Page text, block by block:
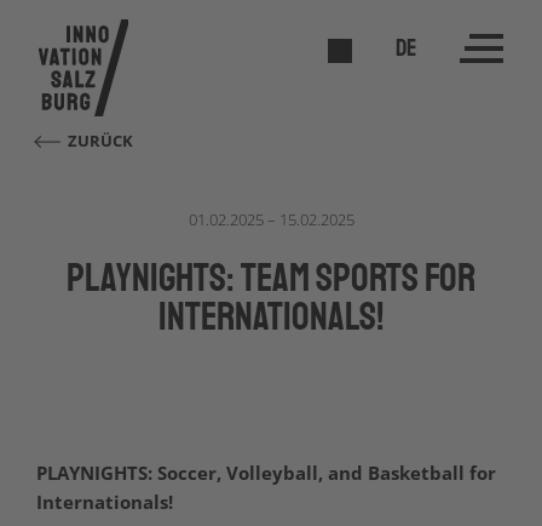
DE
ZURÜCK
01.02.2025 – 15.02.2025
Playnights: Team Sports for
Internationals!
PLAYNIGHTS: Soccer, Volleyball, and Basketball for
Internationals!